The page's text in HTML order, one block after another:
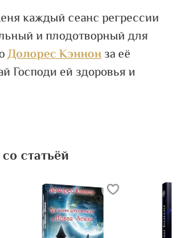
каждый сеанс регрессии
и плодотворный для
Долорес Кэннонза её
Господи ей здоровья и
статьёй